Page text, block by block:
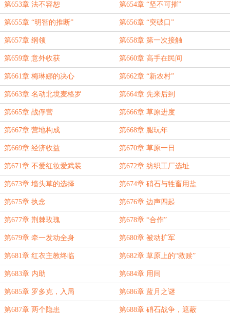
第653章 法不容恕 第654章 “坚不可摧”
第655章 “明智的推断” 第656章 “突破口”
第657章 纲领 第658章 第一次接触
第659章 意外收获 第660章 高手在民间
第661章 梅琳娜的决心 第662章 “新农村”
第663章 名动北境麦格罗 第664章 先来后到
第665章 战俘营 第666章 草原进度
第667章 营地构成 第668章 腿玩年
第669章 经济收益 第670章 草原一日
第671章 不爱红妆爱武装 第672章 纺织工厂选址
第673章 墙头草的选择 第674章 硝石与牲畜用盐
第675章 执念 第676章 边声四起
第677章 荆棘玫瑰 第678章 “合作”
第679章 牵一发动全身 第680章 被动扩军
第681章 红衣主教终临 第682章 草原上的“救赎”
第683章 内助 第684章 用间
第685章 罗多克，入局 第686章 蓝月之谜
第687章 两个隐患 第688章 硝石战争，遮蔽